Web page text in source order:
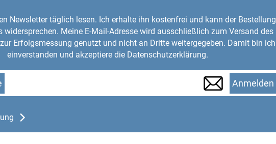
Newsletter täglich lesen. Ich erhalte ihn kostenfrei und kann der Bestellung
widersprechen. Meine E-Mail-Adresse wird ausschließlich zum Versand des
Erfolgsmessung genutzt und nicht an Dritte weitergegeben. Damit bin ich
einverstanden und akzeptiere die Datenschutzerklärung.
Anmelden